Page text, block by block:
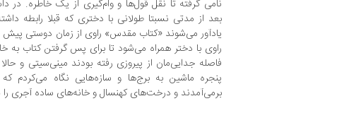
نامی گرفته تا نقل قول‌ها و وام‌گیری از یک خاطره. در
بعد از مدتی نسبتا طولانی با دختری که قبلا رابطه
یادآور می‌شوند «کتاب مقدس» راوی از زمان دوستی پیش
راوی با دختر همراه می‌شود تا برای پس گرفتن کتاب به
فاصله جدایی‌مان از پیروزی رفته بودند مینی‌سیتی و
پنجره ماشین به برج‌ها و سازه‌هایی نگاه می‌کردم
برمی‌آمدند و درخت‌های کهنسال و خانه‌های ساده آجری را